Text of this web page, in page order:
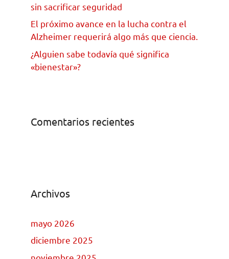
sin sacrificar seguridad
El próximo avance en la lucha contra el
Alzheimer requerirá algo más que ciencia.
¿Alguien sabe todavía qué significa
«bienestar»?
Comentarios recientes
Archivos
mayo 2026
diciembre 2025